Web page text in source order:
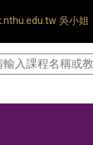
吳小姐